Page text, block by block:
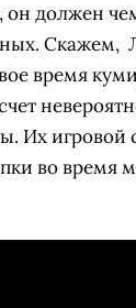
он должен
Скажем,
время
Их игровой
во время